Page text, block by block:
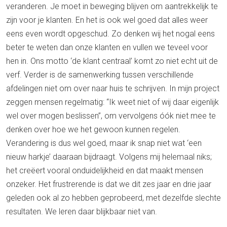
veranderen. Je moet in beweging blijven om aantrekkelijk te
zijn voor je klanten. En het is ook wel goed dat alles weer
eens even wordt opgeschud. Zo denken wij het nogal eens
beter te weten dan onze klanten en vullen we teveel voor
hen in. Ons motto ‘de klant centraal’ komt zo niet echt uit de
verf. Verder is de samenwerking tussen verschillende
afdelingen niet om over naar huis te schrijven. In mijn project
zeggen mensen regelmatig: “Ik weet niet of wij daar eigenlijk
wel over mogen beslissen”, om vervolgens óók niet mee te
denken over hoe we het gewoon kunnen regelen.
Verandering is dus wel goed, maar ik snap niet wat ‘een
nieuw harkje’ daaraan bijdraagt. Volgens mij helemaal niks;
het creëert vooral onduidelijkheid en dat maakt mensen
onzeker. Het frustrerende is dat we dit zes jaar en drie jaar
geleden ook al zo hebben geprobeerd, met dezelfde slechte
resultaten. We leren daar blijkbaar niet van.